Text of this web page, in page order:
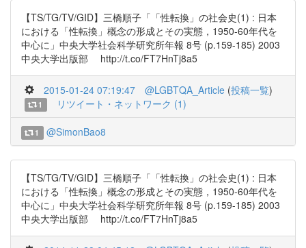
【TS/TG/TV/GID】三橋順子「「性転換」の社会史(1) : 日本
における「性転換」概念の形成とその実態，1950-60年代を
中心に」中央大学社会科学研究所年報 8号 (p.159-185) 2003
中央大学出版部 http://t.co/FT7HnTj8a5
2015-01-24 07:19:47 @LGBTQA_Article (投稿一覧)
1 リツイート・ネットワーク (1)
1 @SimonBao8
【TS/TG/TV/GID】三橋順子「「性転換」の社会史(1) : 日本
における「性転換」概念の形成とその実態，1950-60年代を
中心に」中央大学社会科学研究所年報 8号 (p.159-185) 2003
中央大学出版部 http://t.co/FT7HnTj8a5